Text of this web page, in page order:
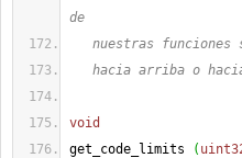
de
nuestras funciones
hacia arriba o
void
get_code_limits
(